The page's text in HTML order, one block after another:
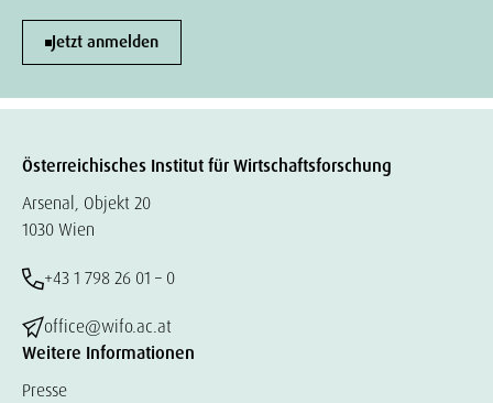
Jetzt anmelden
Österreichisches Institut für Wirtschaftsforschung
Arsenal, Objekt 20
1030 Wien
+43 1 798 26 01 – 0
office@wifo.ac.at
Weitere Informationen
Presse